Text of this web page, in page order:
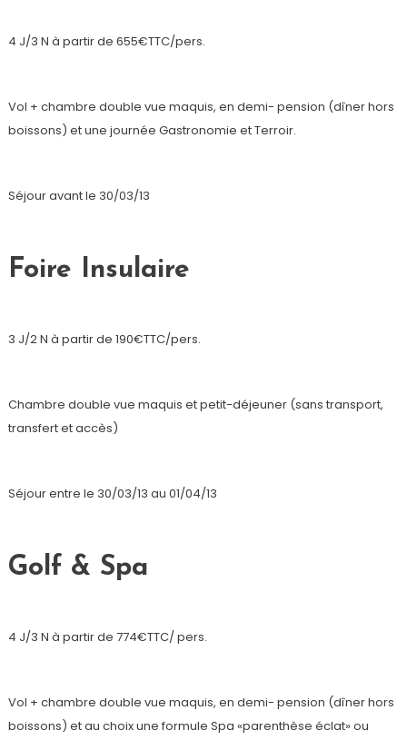
4 J/3 N à partir de 655€TTC/pers.
Vol + chambre double vue maquis, en demi- pension (dîner hors
boissons) et une journée Gastronomie et Terroir.
Séjour avant le 30/03/13
Foire Insulaire
3 J/2 N à partir de 190€TTC/pers.
Chambre double vue maquis et petit-déjeuner (sans transport,
transfert et accès)
Séjour entre le 30/03/13 au 01/04/13
Golf & Spa
4 J/3 N à partir de 774€TTC/ pers.
Vol + chambre double vue maquis, en demi- pension (dîner hors
boissons) et au choix une formule Spa «parenthèse éclat» ou